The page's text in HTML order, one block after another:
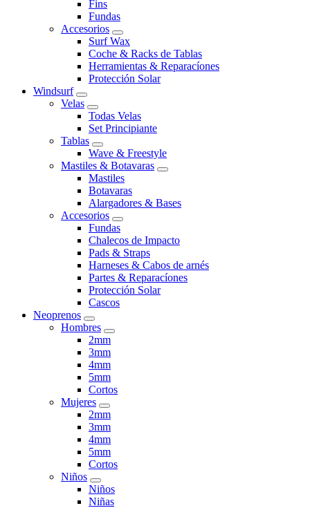
Fins
Fundas
Accesorios
Surf Wax
Coche & Racks de Tablas
Herramientas & Reparacíones
Protección Solar
Windsurf
Velas
Todas Velas
Set Principiante
Tablas
Wave & Freestyle
Mastiles & Botavaras
Mastiles
Botavaras
Alargadores & Bases
Accesorios
Fundas
Chalecos de Impacto
Pads & Straps
Harneses & Cabos de arnés
Partes & Reparacíones
Protección Solar
Cascos
Neoprenos
Hombres
2mm
3mm
4mm
5mm
Cortos
Mujeres
2mm
3mm
4mm
5mm
Cortos
Niños
Niños
Niñas